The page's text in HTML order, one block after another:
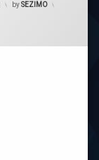
bySEZIMO